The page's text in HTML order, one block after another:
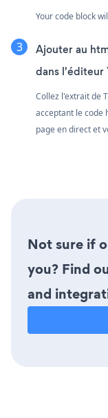
Your code block
Ajouter au
dans l'éditeur
Collez l'extrait de
acceptant le code
page en direct et
Not sure if
you? Find
and